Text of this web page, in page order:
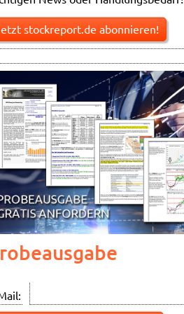
stockreport.de abonnieren!